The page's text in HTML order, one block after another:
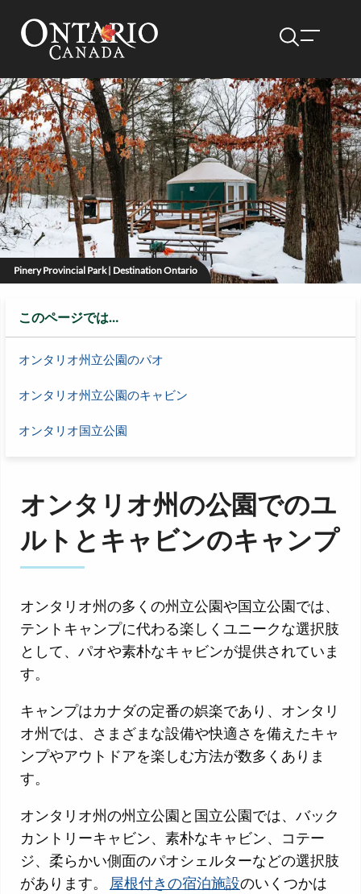
Pinery Provincial Park | Destination Ontario
このページでは…
オンタリオ州立公園のパオ
オンタリオ州立公園のキャビン
オンタリオ国立公園
オンタリオ州の公園でのユ
ルトとキャビンのキャンプ
オンタリオ州の多くの州立公園や国立公園では、
テントキャンプに代わる楽しくユニークな選択肢
として、パオや素朴なキャビンが提供されていま
す。
キャンプはカナダの定番の娯楽であり、オンタリ
オ州では、さまざまな設備や快適さを備えたキャ
ンプやアウトドアを楽しむ方法が数多くありま
す。
オンタリオ州の州立公園と国立公園では、バック
カントリーキャビン、素朴なキャビン、コテー
ジ、柔らかい側面のパオシェルターなどの選択肢
があります。 屋根付きの宿泊施設のいくつかは